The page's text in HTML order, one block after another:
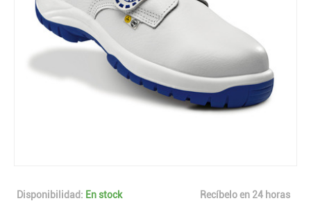
Disponibilidad: En stock Recíbelo en 24 horas